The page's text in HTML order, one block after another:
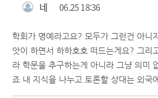
네 06.25 18:36
학회가 명예라고요? 모두가 그런건 아니
앗이 하면서 하하호호 떠드는게요? 그리
라 학문을 추구하는게 아니라 그냥 의미
죠 내 지식을 나누고 토론할 상대는 외국